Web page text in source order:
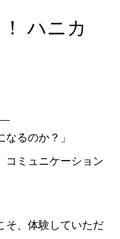
ハニカ
るのか？」
コミュニケーション
そ、体験していただ